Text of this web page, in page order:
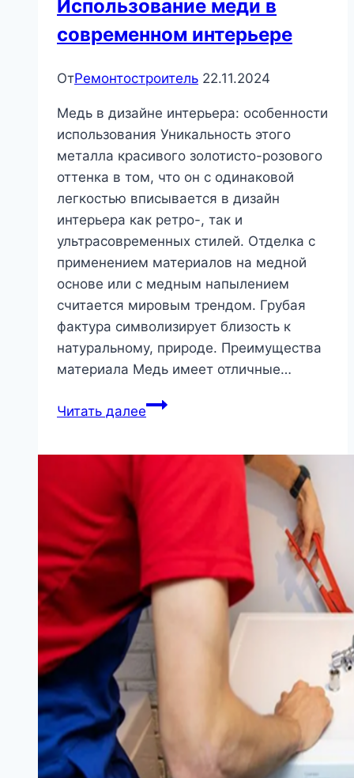
Использование меди в
современном интерьере
ОтРемонтостроитель 22.11.2024
Медь в дизайне интерьера: особенности
использования Уникальность этого
металла красивого золотисто-розового
оттенка в том, что он с одинаковой
легкостью вписывается в дизайн
интерьера как ретро-, так и
ультрасовременных стилей. Отделка с
применением материалов на медной
основе или с медным напылением
считается мировым трендом. Грубая
фактура символизирует близость к
натуральному, природе. Преимущества
материала Медь имеет отличные…
Читать далееИспользование